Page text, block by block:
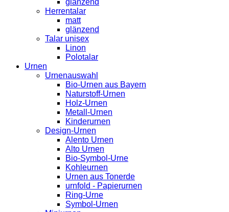
Herrentalar
matt
glänzend
Talar unisex
Linon
Polotalar
Urnen
Urnenauswahl
Bio-Urnen aus Bayern
Naturstoff-Urnen
Holz-Urnen
Metall-Urnen
Kinderurnen
Design-Urnen
Alento Urnen
Alto Urnen
Bio-Symbol-Urne
Kohleurnen
Urnen aus Tonerde
urnfold - Papierurnen
Ring-Urne
Symbol-Urnen